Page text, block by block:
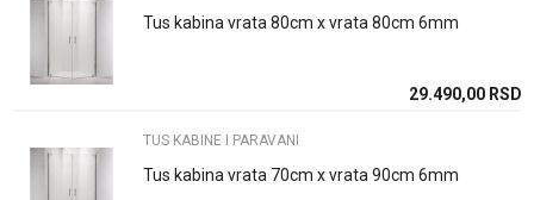
Tus kabina vrata 80cm x vrata 80cm 6mm
29.490,00 RSD
TUS KABINE I PARAVANI
Tus kabina vrata 70cm x vrata 90cm 6mm